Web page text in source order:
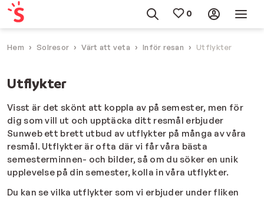
Hem Solresor Värt att veta Inför resan Utflykter
Utflykter
Visst är det skönt att koppla av på semester, men för
dig som vill ut och upptäcka ditt resmål erbjuder
Sunweb ett brett utbud av utflykter på många av våra
resmål. Utflykter är ofta där vi får våra bästa
semesterminnen- och bilder, så om du söker en unik
upplevelse på din semester, kolla in våra utflykter.
Du kan se vilka utflykter som vi erbjuder under fliken